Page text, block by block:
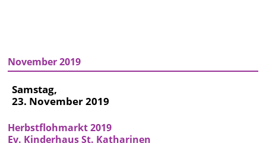
November 2019
Samstag,
23. November 2019
Herbstflohmarkt 2019
Ev. Kinderhaus St. Katharinen